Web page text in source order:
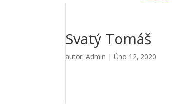
Svatý Tomáš
autor:Admin |Úno 12, 2020